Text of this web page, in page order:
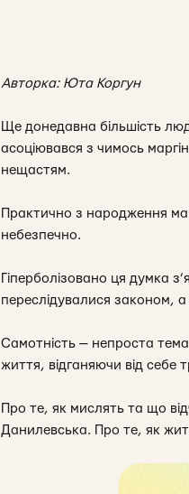
Авторка: Юта Коргун
Ще донедавна більшість
асоціювався з чимось
нещастям.
Практично з народження
небезпечно.
Гіперболізовано ця думка
переслідувалися законом,
Самотність — непроста
життя, відганяючи від себе
Про те, як мислять та що
Данилевська. Про те, як